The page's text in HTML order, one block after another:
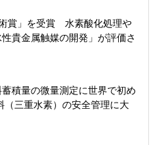
賞」を受賞 水素酸化処理や
貴金属触媒の開発」が評価さ
積量の微量測定に世界で初め
三重水素）の安全管理に大